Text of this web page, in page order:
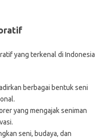
yang terkenal di Indonesia
berbagai bentuk seni
yang mengajak seniman
seni, budaya, dan